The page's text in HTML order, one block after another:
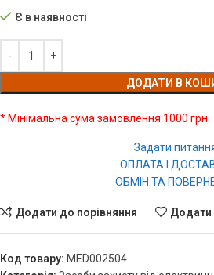
Є в наявності
ДОДАТИ В
* Мінімальна сума замовлення 1000 грн.
Задати
ОПЛАТА І
ОБМІН ТА
Додати до порівняння Додати
Код товару: MED002504